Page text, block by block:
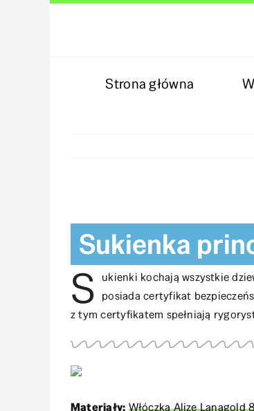
Strona główna
Larger
Image
Sukienka
S ukienki kochają wszystkie
posiada certyfikat
z tym certyfikatem spełniają
Materiały: Włóczka Alize Lanagold